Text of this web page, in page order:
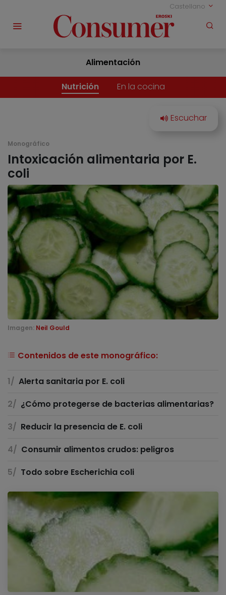
Castellano
Alimentación
Nutrición En la cocina
Monográfico
Intoxicación alimentaria por E.
coli
Imagen: Neil Gould
Contenidos de este monográfico:
Alerta sanitaria por E. coli
¿Cómo protegerse de bacterias alimentarias?
Reducir la presencia de E. coli
Consumir alimentos crudos: peligros
Todo sobre Escherichia coli